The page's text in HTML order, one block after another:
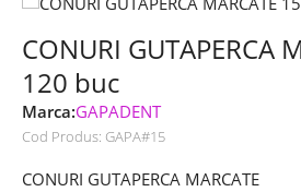
CONURI GUTAPERCA
120 buc
Marca:GAPADENT
Cod Produs: GAPA#15
CONURI GUTAPERCA MARCATE